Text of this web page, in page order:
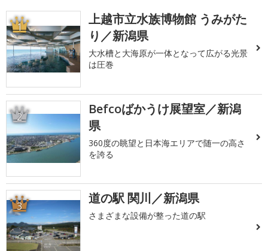
1
上越市立水族博物館 うみがた
り／新潟県
大水槽と大海原が一体となって広がる光景
は圧巻
2
Befcoばかうけ展望室／新潟
県
360度の眺望と日本海エリアで随一の高さ
を誇る
3 道の駅 関川／新潟県
さまざまな設備が整った道の駅